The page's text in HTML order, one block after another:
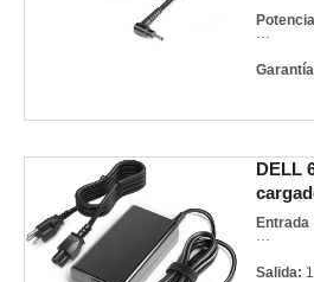
Calidad:
Modelo:
Marca
DELL
Entrada
Salida: